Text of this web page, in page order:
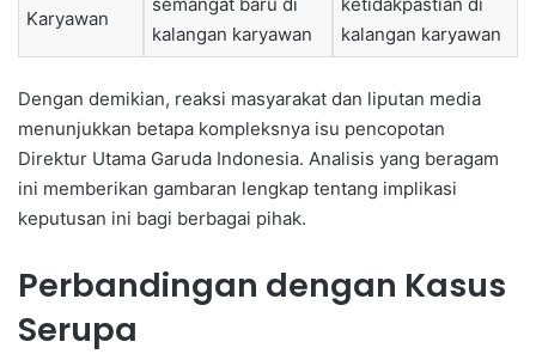
Karyawan
kalangan karyawan
kalangan karyawan
Dengan demikian, reaksi masyarakat dan liputan media
menunjukkan betapa kompleksnya isu pencopotan
Direktur Utama Garuda Indonesia. Analisis yang beragam
ini memberikan gambaran lengkap tentang implikasi
keputusan ini bagi berbagai pihak.
Perbandingan dengan Kasus
Serupa